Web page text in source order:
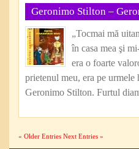
Geronimo Stilton –
„Tocmai mă
în casa mea şi
era o foarte
prietenul meu, era pe
Geronimo Stilton. Furtul
« Older Entries Next Entries »